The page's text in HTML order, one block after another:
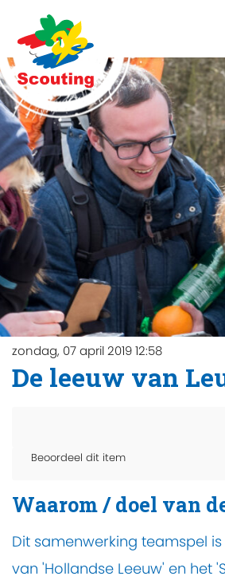
zondag, 07 april 2019 12:58
De leeuw van
Beoordeel dit item
Waarom / doel van
Dit samenwerking teamspel
van 'Hollandse Leeuw' en het